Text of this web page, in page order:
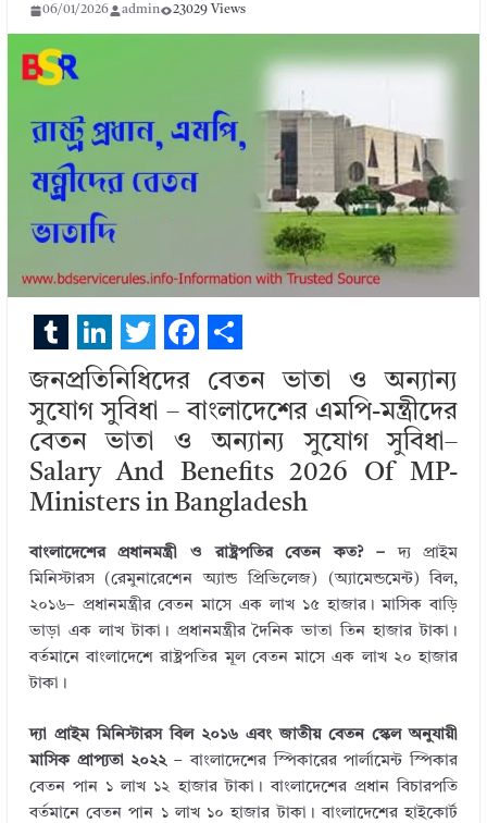
06/01/2026 admin 23029 Views
T
u
m
b
l
r
L
i
n
k
e
d
I
n
T
w
i
t
t
e
r
F
a
c
e
b
o
o
k
S
h
a
r
e
জনপ্রতিনিধিদের বেতন ভাতা ও অন্যান্য
সুযোগ সুবিধা – বাংলাদেশের এমপি-মন্ত্রীদের
বেতন ভাতা ও অন্যান্য সুযোগ সুবিধা–
Salary And Benefits 2026 Of MP-
Ministers in Bangladesh
বাংলাদেশের প্রধানমন্ত্রী ও রাষ্ট্রপতির বেতন কত? –দ্য প্রাইম
মিনিস্টারস (রেমুনারেশেন অ্যান্ড প্রিভিলেজ) (অ্যামেন্ডমেন্ট) বিল,
২০১৬– প্রধানমন্ত্রীর বেতন মাসে এক লাখ ১৫ হাজার। মাসিক বাড়ি
ভাড়া এক লাখ টাকা। প্রধানমন্ত্রীর দৈনিক ভাতা তিন হাজার টাকা।
বর্তমানে বাংলাদেশে রাষ্ট্রপতির মূল বেতন মাসে এক লাখ ২০ হাজার
টাকা।
দ্যা প্রাইম মিনিস্টারস বিল ২০১৬ এবং জাতীয় বেতন স্কেল অনুযায়ী
মাসিক প্রাপ্যতা ২০২২– বাংলাদেশের স্পিকারের পার্লামেন্ট স্পিকার
বেতন পান ১ লাখ ১২ হাজার টাকা। বাংলাদেশের প্রধান বিচারপতি
বর্তমানে বেতন পান ১ লাখ ১০ হাজার টাকা। বাংলাদেশের হাইকোর্ট